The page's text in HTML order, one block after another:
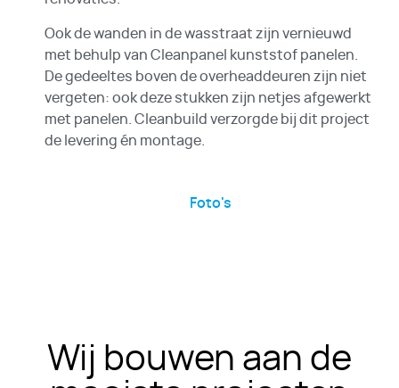
Ook de wanden in de wasstraat zijn vernieuwd
met behulp van Cleanpanel kunststof panelen.
De gedeeltes boven de overheaddeuren zijn niet
vergeten: ook deze stukken zijn netjes afgewerkt
met panelen. Cleanbuild verzorgde bij dit project
de levering én montage.
Foto's
Wij bouwen aan de